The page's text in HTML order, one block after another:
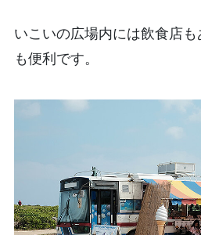
いこいの広場内には飲食店
も便利です。